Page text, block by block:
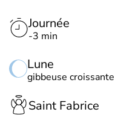
Journée
-3 min
Lune
gibbeuse croissante
Saint Fabrice